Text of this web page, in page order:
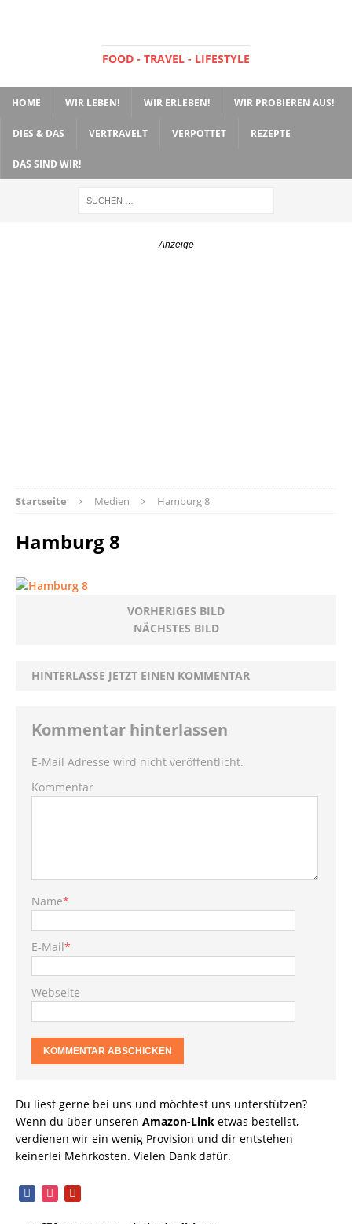
FOOD - TRAVEL - LIFESTYLE
HOME WIR LEBEN! WIR ERLEBEN! WIR PROBIEREN AUS!
DIES & DAS VERTRAVELT VERPOTTET REZEPTE
DAS SIND WIR!
Startseite Medien Hamburg 8
Hamburg 8
VORHERIGES BILD
NÄCHSTES BILD
HINTERLASSE JETZT EINEN KOMMENTAR
Kommentar hinterlassen
E-Mail Adresse wird nicht veröffentlicht.
Kommentar
Name*
E-Mail*
Webseite
Du liest gerne bei uns und möchtest uns unterstützen?
Wenn du über unseren Amazon-Link etwas bestellst,
verdienen wir ein wenig Provision und dir entstehen
keinerlei Mehrkosten. Vielen Dank dafür.
facebookinstagram
pinterest